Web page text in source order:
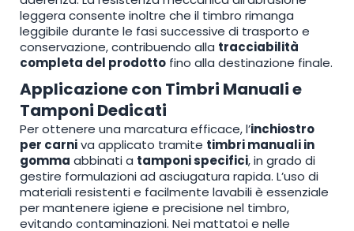
leggera consente inoltre che il timbro rimanga
leggibile durante le fasi successive di trasporto e
conservazione, contribuendo alla tracciabilità
completa del prodotto fino alla destinazione finale.
Applicazione con Timbri Manuali e
Tamponi Dedicati
Per ottenere una marcatura efficace, l’inchiostro
per carniva applicato tramite timbri manuali in
gomma abbinati a tamponi specifici, in grado di
gestire formulazioni ad asciugatura rapida. L’uso di
materiali resistenti e facilmente lavabili è essenziale
per mantenere igiene e precisione nel timbro,
evitando contaminazioni. Nei mattatoi e nelle